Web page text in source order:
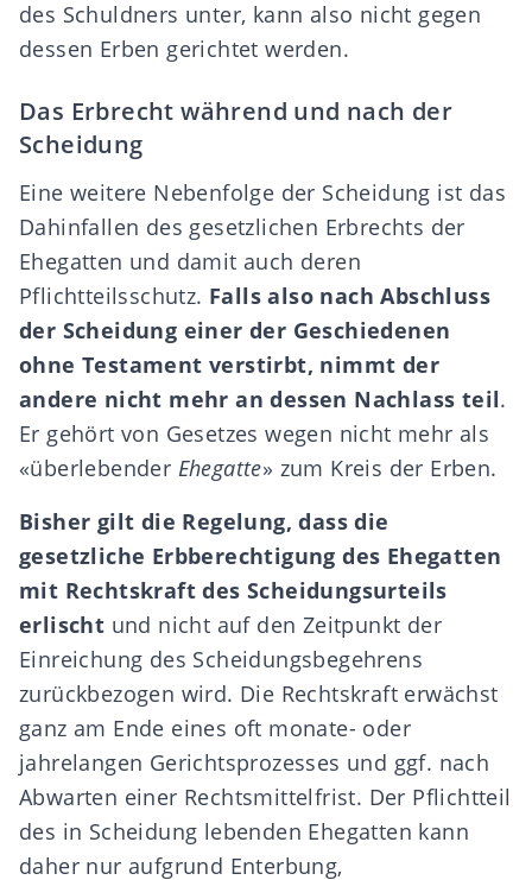
des Schuldners unter, kann also nicht gegen
dessen Erben gerichtet werden.
Das Erbrecht während und nach der
Scheidung
Eine weitere Nebenfolge der Scheidung ist das
Dahinfallen des gesetzlichen Erbrechts der
Ehegatten und damit auch deren
Pflichtteilsschutz. Falls also nach Abschluss
der Scheidung einer der Geschiedenen
ohne Testament verstirbt, nimmt der
andere nicht mehr an dessen Nachlass teil.
Er gehört von Gesetzes wegen nicht mehr als
«überlebender Ehegatte» zum Kreis der Erben.
Bisher gilt die Regelung, dass die
gesetzliche Erbberechtigung des Ehegatten
mit Rechtskraft des Scheidungsurteils
erlischt und nicht auf den Zeitpunkt der
Einreichung des Scheidungsbegehrens
zurückbezogen wird. Die Rechtskraft erwächst
ganz am Ende eines oft monate- oder
jahrelangen Gerichtsprozesses und ggf. nach
Abwarten einer Rechtsmittelfrist. Der Pflichtteil
des in Scheidung lebenden Ehegatten kann
daher nur aufgrund Enterbung,